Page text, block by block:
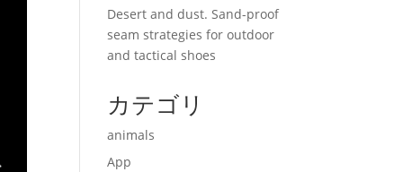
Desert and dust. Sand-proof
seam strategies for outdoor
and tactical shoes
カテゴリ
animals
App